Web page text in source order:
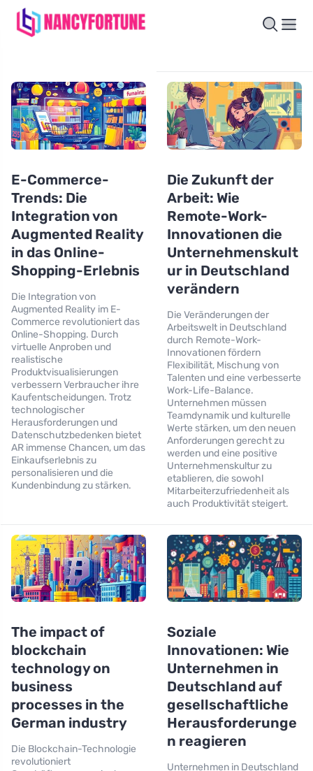
E-Commerce-
Trends: Die
Integration von
Augmented Reality
in das Online-
Shopping-Erlebnis
Die Integration von
Augmented Reality im E-
Commerce revolutioniert das
Online-Shopping. Durch
virtuelle Anproben und
realistische
Produktvisualisierungen
verbessern Verbraucher ihre
Kaufentscheidungen. Trotz
technologischer
Herausforderungen und
Datenschutzbedenken bietet
AR immense Chancen, um das
Einkaufserlebnis zu
personalisieren und die
Kundenbindung zu stärken.
Die Zukunft der
Arbeit: Wie
Remote-Work-
Innovationen die
Unternehmenskult
ur in Deutschland
verändern
Die Veränderungen der
Arbeitswelt in Deutschland
durch Remote-Work-
Innovationen fördern
Flexibilität, Mischung von
Talenten und eine verbesserte
Work-Life-Balance.
Unternehmen müssen
Teamdynamik und kulturelle
Werte stärken, um den neuen
Anforderungen gerecht zu
werden und eine positive
Unternehmenskultur zu
etablieren, die sowohl
Mitarbeiterzufriedenheit als
auch Produktivität steigert.
The impact of
blockchain
technology on
business
processes in the
German industry
Die Blockchain-Technologie
revolutioniert
Soziale
Innovationen: Wie
Unternehmen in
Deutschland auf
gesellschaftliche
Herausforderunge
n reagieren
Unternehmen in Deutschland